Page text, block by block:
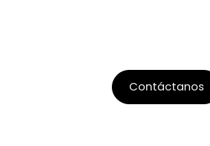
Contáctanos